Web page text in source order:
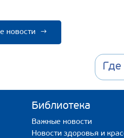
новости →
Где
Библиотека
Важные новости
Новости здоровья и